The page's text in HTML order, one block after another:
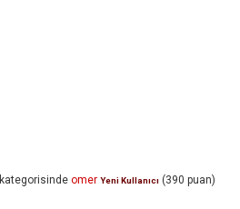
kategorisinde omer Yeni Kullanıcı (390 puan)